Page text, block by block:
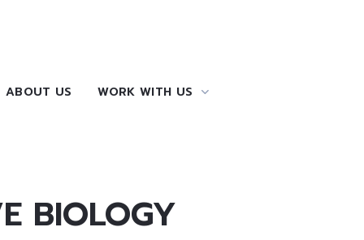
ABOUT US WORK WITH US
BIOLOGY